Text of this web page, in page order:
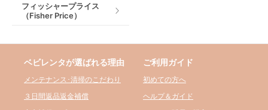
フィッシャープライス
（Fisher Price）
ベビレンタが選ばれる理由
メンテナンス･清掃のこだわり
３日間返品返金補償
ご利用ガイド
初めての方へ
ヘルプ＆ガイド